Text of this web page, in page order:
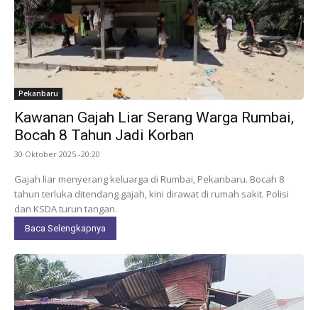
Pekanbaru
Kawanan Gajah Liar Serang Warga Rumbai,
Bocah 8 Tahun Jadi Korban
30 Oktober 2025 -20:20
Gajah liar menyerang keluarga di Rumbai, Pekanbaru. Bocah 8
tahun terluka ditendang gajah, kini dirawat di rumah sakit. Polisi
dan KSDA turun tangan.
Baca Selengkapnya